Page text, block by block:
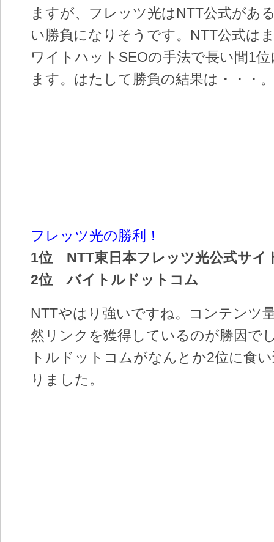
ますが、フレッツ光はNTT公式があ
い勝負になりそうです。NTT公式は
ワイトハットSEOの手法で長い間1
ます。はたして勝負の結果は・・・。
フレッツ光の勝利！
1位 NTT東日本フレッツ光公式サイ
2位 バイトルドットコム
NTTやはり強いですね。コンテンツ
然リンクを獲得しているのが勝因で
トルドットコムがなんとか2位に食
りました。